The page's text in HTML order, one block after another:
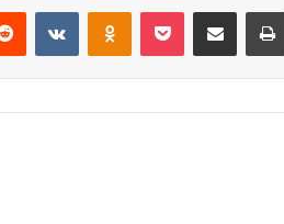
Reddit VKontakteOdnoklassniki
Pocket Partager par email